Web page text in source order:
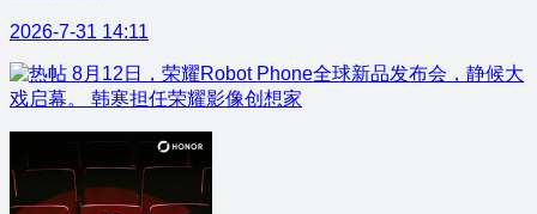
2026-7-31 14:11
8月12日，荣耀Robot Phone全球新品发布会，静候大
戏启幕。 韩寒担任荣耀影像创想家